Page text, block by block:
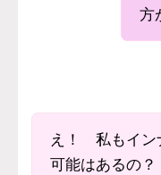
方
え！ 私もイン
可能はあるの？